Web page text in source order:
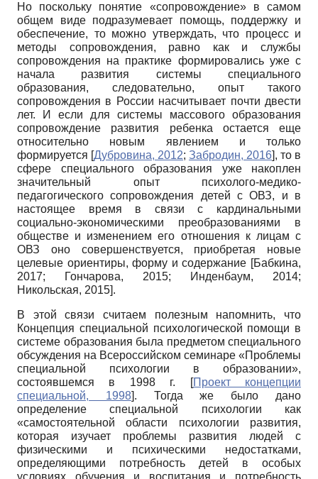
Но поскольку понятие «сопровождение» в самом
общем виде подразумевает помощь, поддержку и
обеспечение, то можно утверждать, что процесс и
методы сопровождения, равно как и службы
сопровождения на практике формировались уже с
начала развития системы специального
образования, следовательно, опыт такого
сопровождения в России насчитывает почти двести
лет. И если для системы массового образования
сопровождение развития ребенка остается еще
относительно новым явлением и только
формируется [Дубровина, 2012; Забродин, 2016], то в
сфере специального образования уже накоплен
значительный опыт психолого-медико-
педагогического сопровождения детей с ОВЗ, и в
настоящее время в связи с кардинальными
социально-экономическими преобразованиями в
обществе и изменением его отношения к лицам с
ОВЗ оно совершенствуется, приобретая новые
целевые ориентиры, форму и содержание [Бабкина,
2017; Гончарова, 2015; Инденбаум, 2014;
Никольская, 2015].
В этой связи считаем полезным напомнить, что
Концепция специальной психологической помощи в
системе образования была предметом специального
обсуждения на Всероссийском семинаре «Проблемы
специальной психологии в образовании»,
состоявшемся в 1998 г.
[Проект концепции
специальной, 1998]. Тогда же было дано
определение специальной психологии как
«самостоятельной области психологии развития,
которая изучает проблемы развития людей с
физическими и психическими недостатками,
определяющими потребность детей в особых